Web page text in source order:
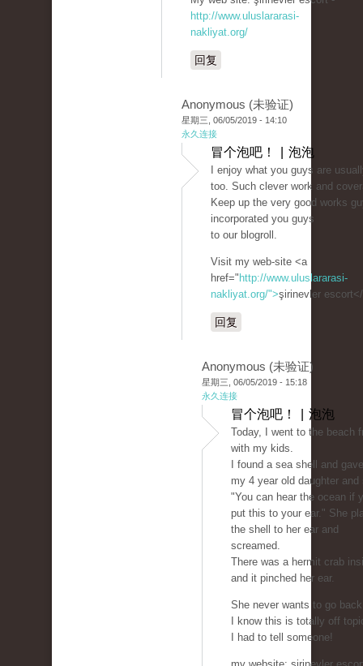
http://www.uluslararasi-
nakliyat.org/
回复
Anonymous (未验证)
星期三, 06/05/2019 - 14:10
永久连接
冒个泡吧！ | 泡泡
I enjoy what you guys are
too. Such clever work and
Keep up the very good works
incorporated you guys
to our blogroll.
Visit my web-site <a
href=" http://www.uluslararasi-
nakliyat.org/">şirinevler
回复
Anonymous (未验证)
星期三, 06/05/2019 - 15:18
永久连接
冒个泡吧！ | 泡泡
Today, I went to the beach
with my kids.
I found a sea shell and
my 4 year old daughter and
"You can hear the ocean if
put this to your ear." She
the shell to her ear and
screamed.
There was a hermit crab
and it pinched her ear.
She never wants to go
I know this is totally off
I had to tell someone!